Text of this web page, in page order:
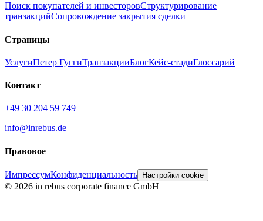
Поиск покупателей и инвесторовСтруктурирование
транзакцийСопровождение закрытия сделки
Страницы
УслугиПетер ГуггиТранзакцииБлогКейс-стадиГлоссарий
Контакт
+49 30 204 59 749
info@inrebus.de
Правовое
ИмпрессумКонфиденциальность Настройки cookie
© 2026 in rebus corporate finance GmbH